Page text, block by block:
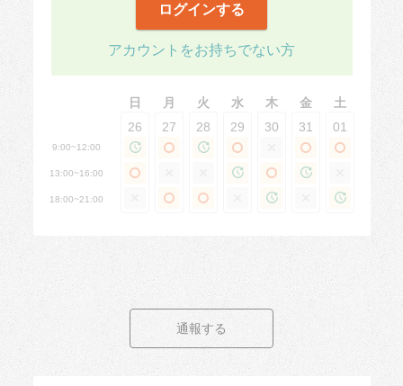
ログインする
アカウントをお持ちでない方
日 月 火 水 木 金 土
9:00~12:00
13:00~16:00
18:00~21:00
26 27 28 29 30 31 01
通報する